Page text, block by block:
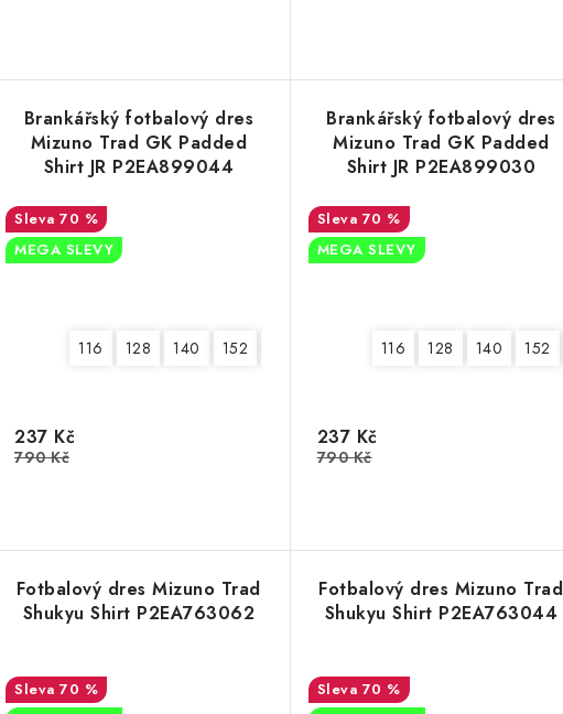
Brankářský fotbalový dres
Mizuno Trad GK Padded
Shirt JR P2EA899044
70 %
MEGA SLEVY
116 128 140 152
237 Kč
790 Kč
Brankářský fotbalový dres
Mizuno Trad GK Padded
Shirt JR P2EA899030
70 %
MEGA SLEVY
116 128 140 152
237 Kč
790 Kč
Fotbalový dres Mizuno Trad
Shukyu Shirt P2EA763062
70 %
Fotbalový dres Mizuno Trad
Shukyu Shirt P2EA763044
70 %